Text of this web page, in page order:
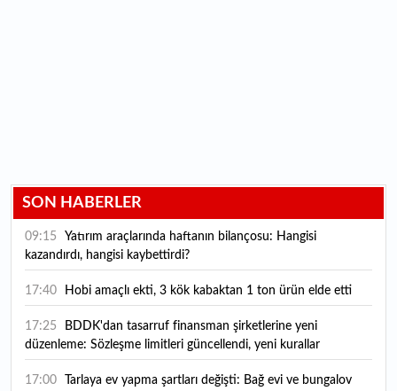
SON HABERLER
09:15
kazandırdı, hangisi kaybettirdi?
17:40 Hobi amaçlı ekti, 3 kök kabaktan 1 ton ürün elde etti
17:25
düzenleme: Sözleşme limitleri güncellendi, yeni kurallar
yürürlüğe girdi
17:00